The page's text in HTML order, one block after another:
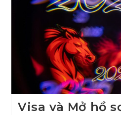
Visa và Mở hồ